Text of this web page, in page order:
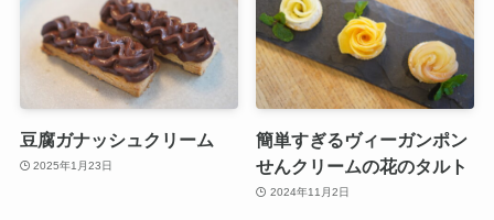
豆腐ガナッシュクリーム
2025年1月23日
簡単すぎるヴィーガンポン
せんクリームの花のタルト
2024年11月2日